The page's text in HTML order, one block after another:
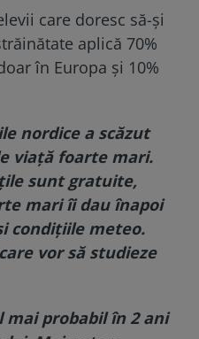
care doresc să-și
aplică 70%
în Europa și 10%
nordice a scăzut
viață foarte mari.
sunt gratuite,
mari îi dau înapoi
condițiile meteo.
vor să studieze
mai probabil în 2 ani